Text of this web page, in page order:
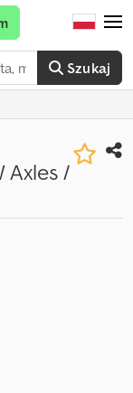
Szukaj
Axles /